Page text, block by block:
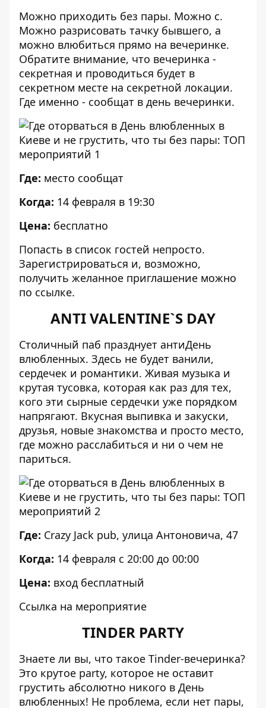
Можно приходить без пары. Можно с.
Можно разрисовать тачку бывшего, а
можно влюбиться прямо на вечеринке.
Обратите внимание, что вечеринка -
секретная и проводиться будет в
секретном месте на секретной локации.
Где именно - сообщат в день вечеринки.
Где: место сообщат
Когда: 14 февраля в 19:30
Цена: бесплатно
Попасть в список гостей непросто.
Зарегистрироваться и, возможно,
получить желанное приглашение можно
по ссылке.
ANTI VALENTINE`S DAY
Столичный паб празднует антиДень
влюбленных. Здесь не будет ванили,
сердечек и романтики. Живая музыка и
крутая тусовка, которая как раз для тех,
кого эти сырные сердечки уже порядком
напрягают. Вкусная выпивка и закуски,
друзья, новые знакомства и просто место,
где можно расслабиться и ни о чем не
париться.
Где: Crazy Jack pub, улица Антоновича, 47
Когда: 14 февраля с 20:00 до 00:00
Цена: вход бесплатный
Ссылка на мероприятие
TINDER PARTY
Знаете ли вы, что такое Tinder-вечеринка?
Это крутое party, которое не оставит
грустить абсолютно никого в День
влюбленных! Не проблема, если нет пары,